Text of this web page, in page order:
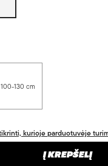
100-130 cm
kurioje parduotuvėje
Į KREPŠELĮ